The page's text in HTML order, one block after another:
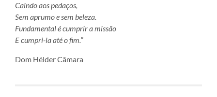
Caindo aos pedaços,
Sem aprumo e sem beleza.
Fundamental é cumprir a missão
E cumpri-la até o fim.”
Dom Hélder Câmara